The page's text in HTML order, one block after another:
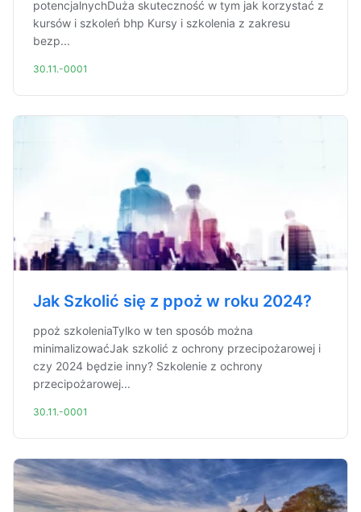
potencjalnychDuża skuteczność w tym jak korzystać z
kursów i szkoleń bhp Kursy i szkolenia z zakresu
bezp...
30.11.-0001
Jak Szkolić się z ppoż w roku 2024?
ppoż szkoleniaTylko w ten sposób można
minimalizowaćJak szkolić z ochrony przecipożarowej i
czy 2024 będzie inny? Szkolenie z ochrony
przecipożarowej...
30.11.-0001